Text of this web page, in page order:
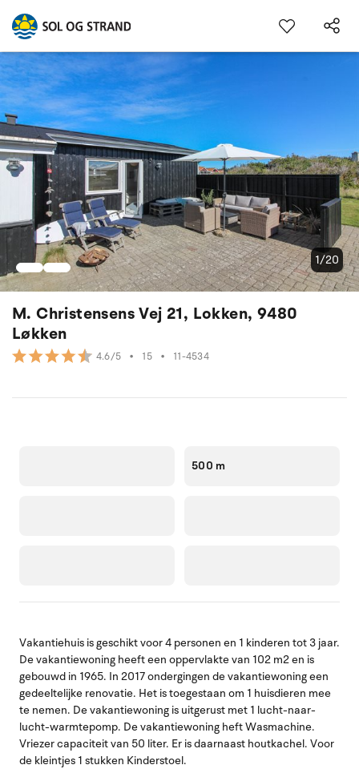
M. Christensens Vej 21, Lokken, 9480
Løkken
4.6/5 • 15 • 11-4534
1/20
500 m
Vakantiehuis is geschikt voor 4 personen en 1 kinderen tot 3 jaar.
De vakantiewoning heeft een oppervlakte van 102 m2 en is
gebouwd in 1965. In 2017 ondergingen de vakantiewoning een
gedeeltelijke renovatie. Het is toegestaan om 1 huisdieren mee
te nemen. De vakantiewoning is uitgerust met 1 lucht-naar-
lucht-warmtepomp. De vakantiewoning heft Wasmachine.
Vriezer capaciteit van 50 liter. Er is daarnaast houtkachel. Voor
de kleintjes 1 stukken Kinderstoel.